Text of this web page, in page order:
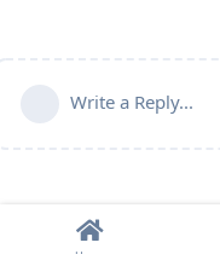
Write a Reply...